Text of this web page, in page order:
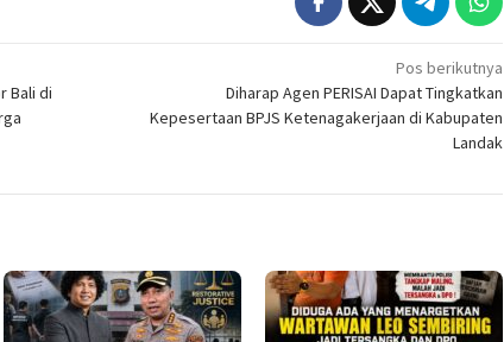
Bali di
Pos berikutnya
Diharap Agen PERISAI Dapat Tingkatkan
Kepesertaan BPJS Ketenagakerjaan di Kabupaten
Landak